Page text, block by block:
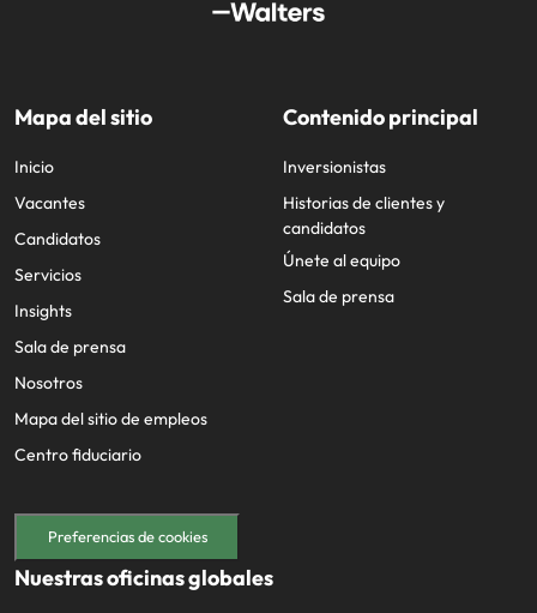
Mapa del sitio
Inicio
Vacantes
Candidatos
Servicios
Insights
Sala de prensa
Nosotros
Mapa del sitio de empleos
Centro fiduciario
Contenido principal
Inversionistas
Historias de clientes y
candidatos
Únete al equipo
Sala de prensa
Preferencias de cookies
Nuestras oficinas globales